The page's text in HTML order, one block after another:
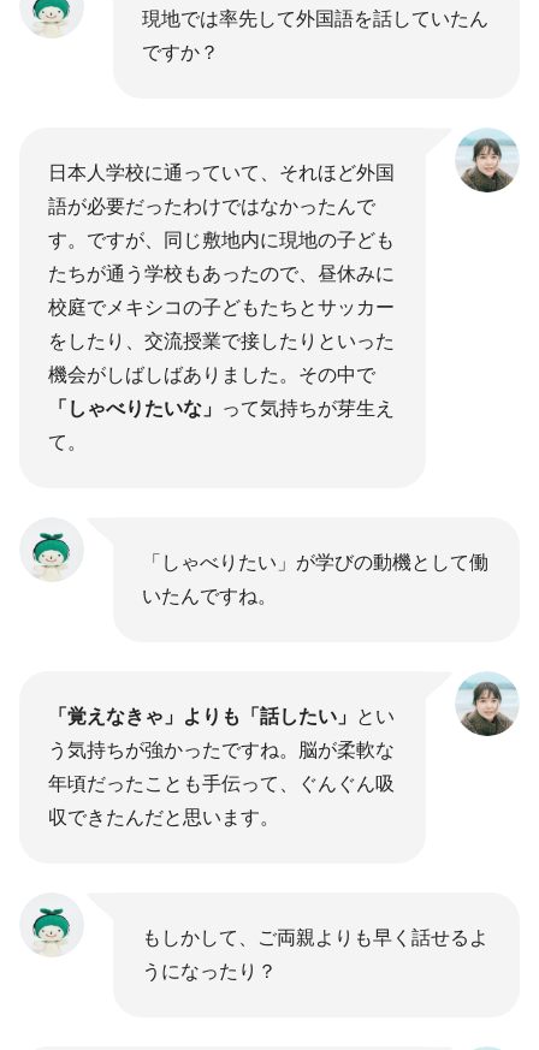
現地では率先して外国語を話していたん
ですか？
日本人学校に通っていて、それほど外国
語が必要だったわけではなかったんで
す。ですが、同じ敷地内に現地の子ども
たちが通う学校もあったので、昼休みに
校庭でメキシコの子どもたちとサッカー
をしたり、交流授業で接したりといった
機会がしばしばありました。その中で
「しゃべりたいな」 って気持ちが芽生え
て。
「しゃべりたい」が学びの動機として働
いたんですね。
「覚えなきゃ」よりも「話したい」 とい
う気持ちが強かったですね。脳が柔軟な
年頃だったことも手伝って、ぐんぐん吸
収できたんだと思います。
もしかして、ご両親よりも早く話せるよ
うになったり？